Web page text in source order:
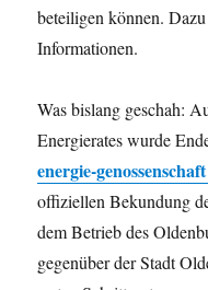
beteiligen können.
Informationen.
Was bislang geschah:
Energierates wurde
energie-
offiziellen Bekundung
dem Betrieb des
gegenüber der Stadt